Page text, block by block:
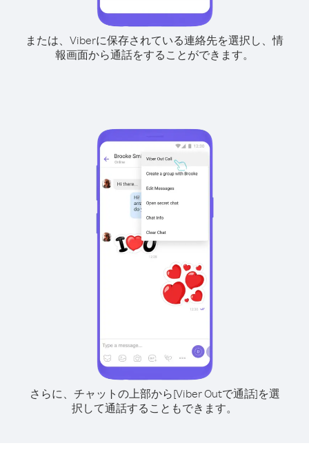
または、Viberに保存されている連絡先を選択し、情
報画面から通話をすることができます。
さらに、チャットの上部から[Viber Outで通話]を選
択して通話することもできます。